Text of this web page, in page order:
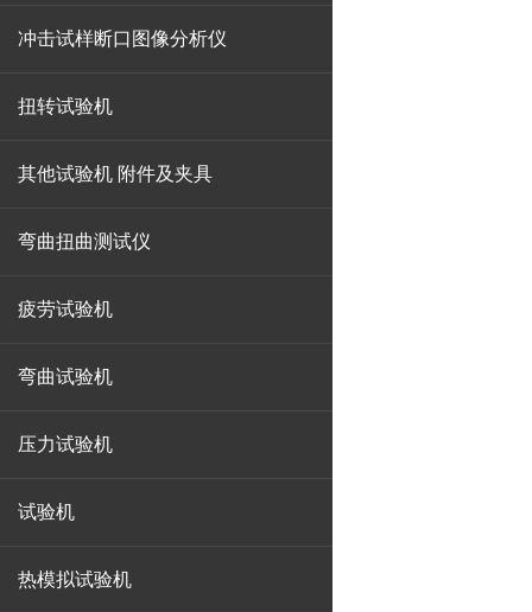
冲击试样断口图像分析仪
扭转试验机
其他试验机 附件及夹具
弯曲扭曲测试仪
疲劳试验机
弯曲试验机
压力试验机
试验机
热模拟试验机